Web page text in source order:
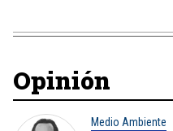
Opinión
Medio Ambiente